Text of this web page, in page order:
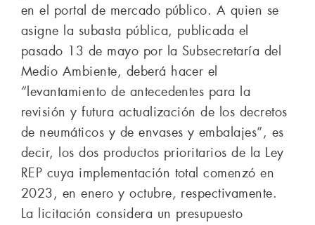
en el portal de mercado público. A quien se
asigne la subasta pública, publicada el
pasado 13 de mayo por la Subsecretaría del
Medio Ambiente, deberá hacer el
“levantamiento de antecedentes para la
revisión y futura actualización de los decretos
de neumáticos y de envases y embalajes”, es
decir, los dos productos prioritarios de la Ley
REP cuya implementación total comenzó en
2023, en enero y octubre, respectivamente.
La licitación considera un presupuesto